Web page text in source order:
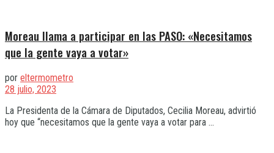
Moreau llama a participar en las PASO: «Necesitamos
que la gente vaya a votar»
por eltermometro
28 julio, 2023
La Presidenta de la Cámara de Diputados, Cecilia Moreau, advirtió
hoy que “necesitamos que la gente vaya a votar para ...